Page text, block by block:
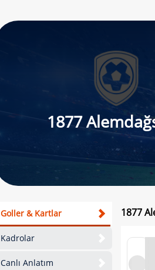
1877
Goller & Kartlar
Kadrolar
Canlı Anlatım
1877